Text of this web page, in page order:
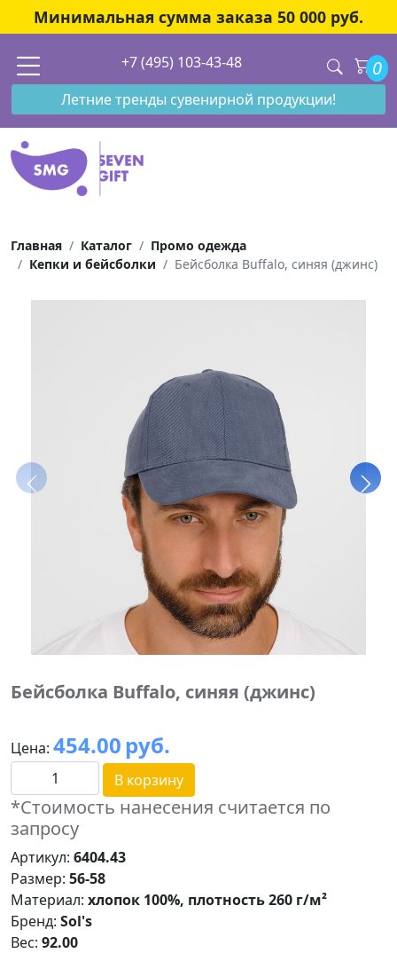
Минимальная сумма заказа 50 000 руб.
+7 (495) 103-43-48 0
Летние тренды сувенирной продукции!
Главная Каталог
Промо одежда
Кепки и бейсболки
Бейсболка Buffalo, синяя (джинс)
Бейсболка Buffalo, синяя (джинс)
Цена: 454.00 руб.
В корзину
*Стоимость нанесения считается по
запросу
Артикул: 6404.43
Размер: 56-58
Материал: хлопок 100%, плотность 260 г/м²
Бренд: Sol's
Вес: 92.00